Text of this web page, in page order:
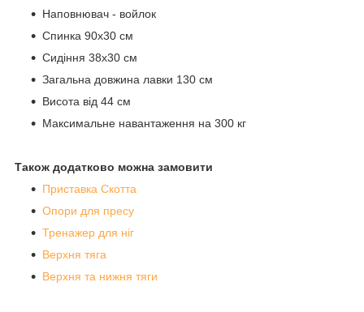
Наповнювач - войлок
Спинка 90x30 см
Сидіння 38x30 см
Загальна довжина лавки 130 см
Висота від 44 см
Максимальне навантаження на 300 кг
Також додатково можна замовити
Приставка Скотта
Опори для пресу
Тренажер для ніг
Верхня тяга
Верхня та нижня тяги